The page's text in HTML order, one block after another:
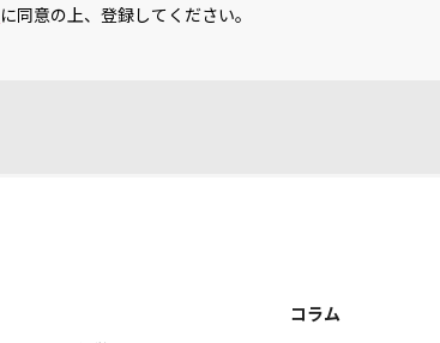
に同意の上、登録してください。
コラム